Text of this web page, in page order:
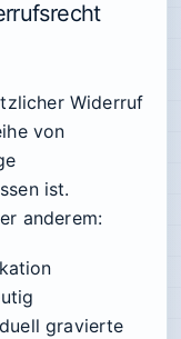
Widerruf
von
ist.
anderem:
gravierte